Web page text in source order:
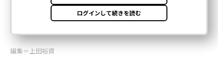
編集＝上田裕資